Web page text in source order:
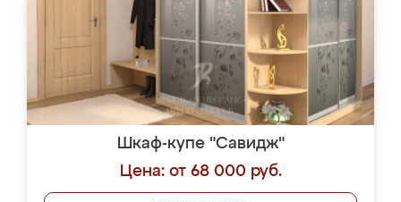
Шкаф-купе "Савидж"
Цена: от 68 000 руб.